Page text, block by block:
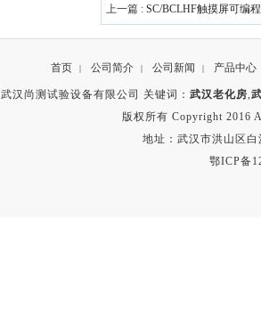
上一篇 : SC/BCLHF触摸屏可编
首页 | 公司简介 | 公司新闻 | 产品中心
武汉尚测试验设备有限公司 关键词：武汉老化房,
版权所有 Copyright 2016
地址：武汉市洪山区
鄂ICP备